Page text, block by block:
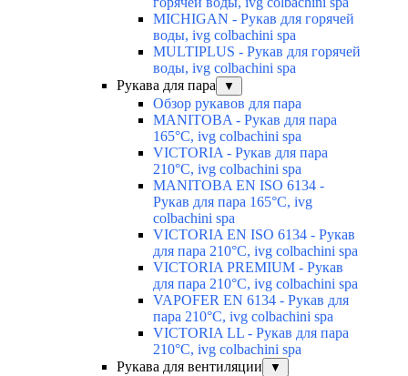
MICHIGAN - Рукав для горячей
воды, ivg colbachini spa
MULTIPLUS - Рукав для горячей
воды, ivg colbachini spa
Рукава для пара
▼
Обзор рукавов для пара
MANITOBA - Рукав для пара
165°C, ivg colbachini spa
VICTORIA - Рукав для пара
210°C, ivg colbachini spa
MANITOBA EN ISO 6134 -
Рукав для пара 165°C, ivg
colbachini spa
VICTORIA EN ISO 6134 - Рукав
для пара 210°C, ivg colbachini spa
VICTORIA PREMIUM - Рукав
для пара 210°C, ivg colbachini spa
VAPOFER EN 6134 - Рукав для
пара 210°C, ivg colbachini spa
VICTORIA LL - Рукав для пара
210°C, ivg colbachini spa
Рукава для вентиляции
▼